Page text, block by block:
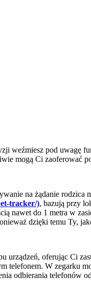
weźmiesz pod uwagę
mogą Ci zaoferować
na żądanie
tracker/), bazują przy
nawet do 1 metra w
dzięki temu Ty,
oferując Ci
telefonem. W
odbierania